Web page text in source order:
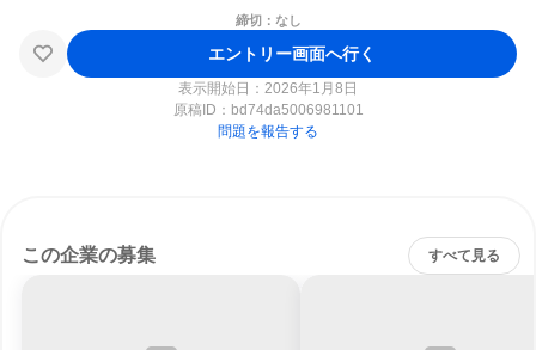
締切：なし
エントリー画面へ行く
表示開始日：2026年1月8日
原稿ID： bd74da5006981101
問題を報告する
この企業の募集 すべて見る